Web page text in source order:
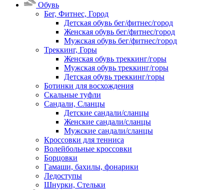
Обувь
Бег, Фитнес, Город
Детская обувь бег/фитнес/город
Женская обувь бег/фитнес/город
Мужская обувь бег/фитнес/город
Треккинг, Горы
Женская обувь треккинг/горы
Мужская обувь треккинг/горы
Детская обувь треккинг/горы
Ботинки для восхождения
Скальные туфли
Сандали, Сланцы
Детские сандали/сланцы
Женские сандали/сланцы
Мужские сандали/сланцы
Кроссовки для тенниса
Волейбольные кроссовки
Борцовки
Гамаши, бахилы, фонарики
Ледоступы
Шнурки, Стельки